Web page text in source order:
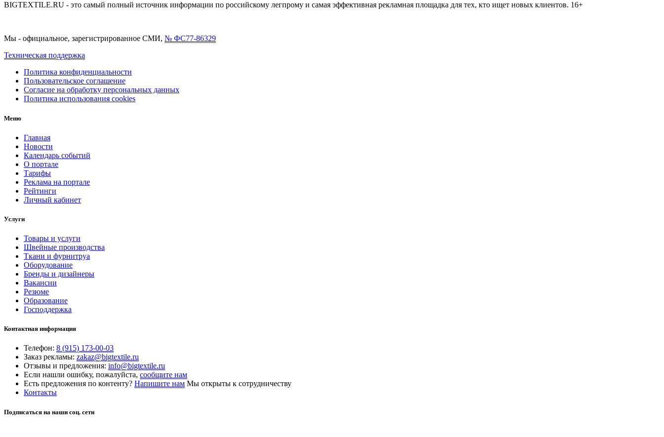
BIGTEXTILE.RU - это самый полный источник информации по российскому легпрому и самая эффективная рекламная площадка для тех, кто ищет новых клиентов. 16+
Мы - официальное, зарегистрированное СМИ, № ФС77-86329
Техническая поддержка
Политика конфиденциальности
Пользовательское соглашение
Согласие на обработку персональных данных
Политика использования cookies
Меню
Главная
Новости
Календарь событий
О портале
Тарифы
Реклама на портале
Рейтинги
Личный кабинет
Услуги
Товары и услуги
Швейные производства
Ткани и фурнитруа
Оборудование
Бренды и дизайнеры
Вакансии
Резюме
Образование
Господдержка
Контактная информация
Телефон: 8 (915) 173-00-03
Заказ рекламы: zakaz@bigtextile.ru
Отзывы и предложения: info@bigtextile.ru
Если нашли ошибку, пожалуйста, сообщите нам
Есть предложения по контенту? Напишите нам Мы открыты к сотрудничеству
Контакты
Подписаться на наши соц. сети